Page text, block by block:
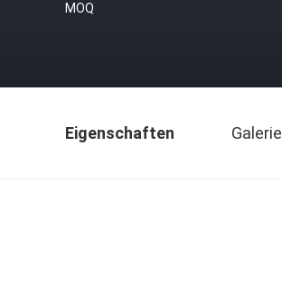
MOQ
Eigenschaften Galerie